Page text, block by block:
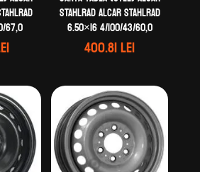
67,0
STAHLRAD ALCAR STAHLRAD
6.50×16 4/100/43/60,0
400.81lei